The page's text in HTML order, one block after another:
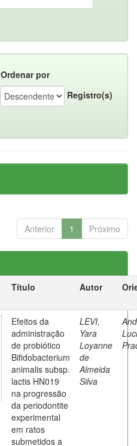
Ordenar por
Registro(s)
Anterior 1 Próximo
Título Autor
Efeitos da
administração
de probiótico
Bifidobacterium
animalis subsp.
lactis HN019
na progressão
da periodontite
experimental
em ratos
submetidos a
LEVI,
Yara
Loyanne
de
Almeida
Silva